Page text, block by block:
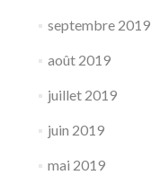
septembre 2019
août 2019
juillet 2019
juin 2019
mai 2019